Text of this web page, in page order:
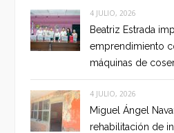
4 JULIO, 2026
Beatriz Estrada
emprendimiento
máquinas de
4 JULIO, 2026
Miguel Ángel
rehabilitación de